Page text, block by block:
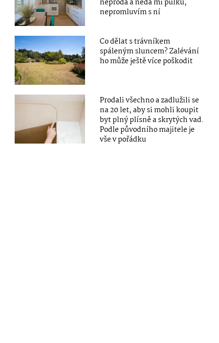
nepromluvím s ní
Co dělat s trávníkem
spáleným sluncem? Zalévání
ho může ještě více poškodit
Prodali všechno a zadlužili se
na 20 let, aby si mohli koupit
byt plný plísně a skrytých vad.
Podle původního majitele je
vše v pořádku